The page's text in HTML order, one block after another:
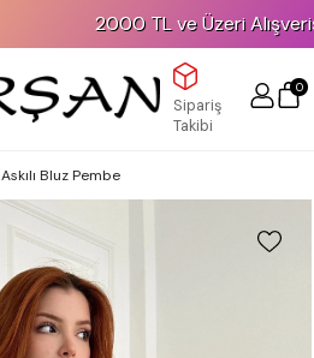
2000 TL ve Üzeri
Sipariş
Takibi
0
Bluz Pembe